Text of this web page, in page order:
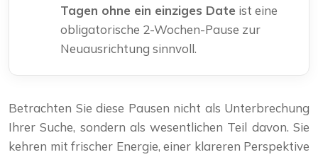
Tagen ohne ein einziges Date ist eine
obligatorische 2-Wochen-Pause zur
Neuausrichtung sinnvoll.
Betrachten Sie diese Pausen nicht als Unterbrechung
Ihrer Suche, sondern als wesentlichen Teil davon. Sie
kehren mit frischer Energie, einer klareren Perspektive